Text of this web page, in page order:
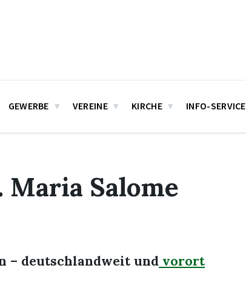
GEWERBE VEREINE KIRCHE INFO-SERVICE
Salome
– deutschlandweit und vorort